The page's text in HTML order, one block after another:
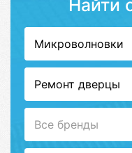
Найти
Микроволновки
Ремонт дверцы
Все бренды